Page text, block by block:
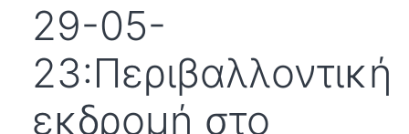
29-05-
23:Περιβαλλοντική
εκδρομή στο